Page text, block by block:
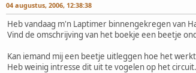
04 augustus, 2006, 12:38:38
Heb vandaag m'n Laptimer binnengekregen van
Vind de omschrijving van het boekje een beetje
Kan iemand mij een beetje uitleggen hoe het
Heb weinig intresse dit uit te vogelen op het circuit.